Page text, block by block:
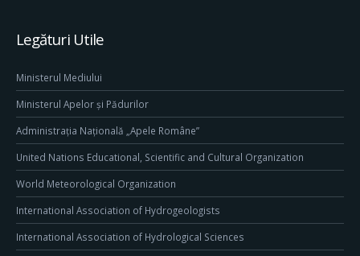
Legături Utile
Ministerul Mediului
Ministerul Apelor și Pădurilor
Administrația Națională „Apele Române”
United Nations Educational, Scientific and Cultural Organization
World Meteorological Organization
International Association of Hydrogeologists
International Association of Hydrological Sciences